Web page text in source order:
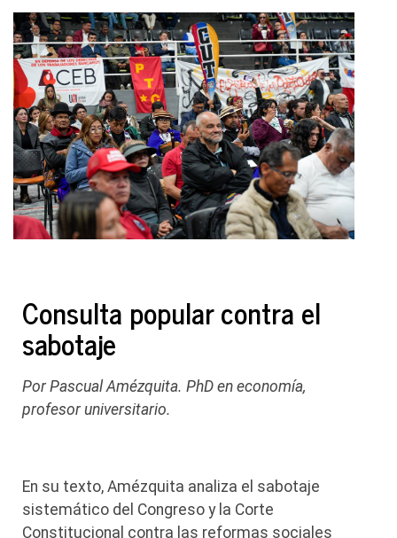
Consulta popular contra el
sabotaje
Por Pascual Amézquita. PhD en economía,
profesor universitario.
En su texto, Amézquita analiza el sabotaje
sistemático del Congreso y la Corte
Constitucional contra las reformas sociales